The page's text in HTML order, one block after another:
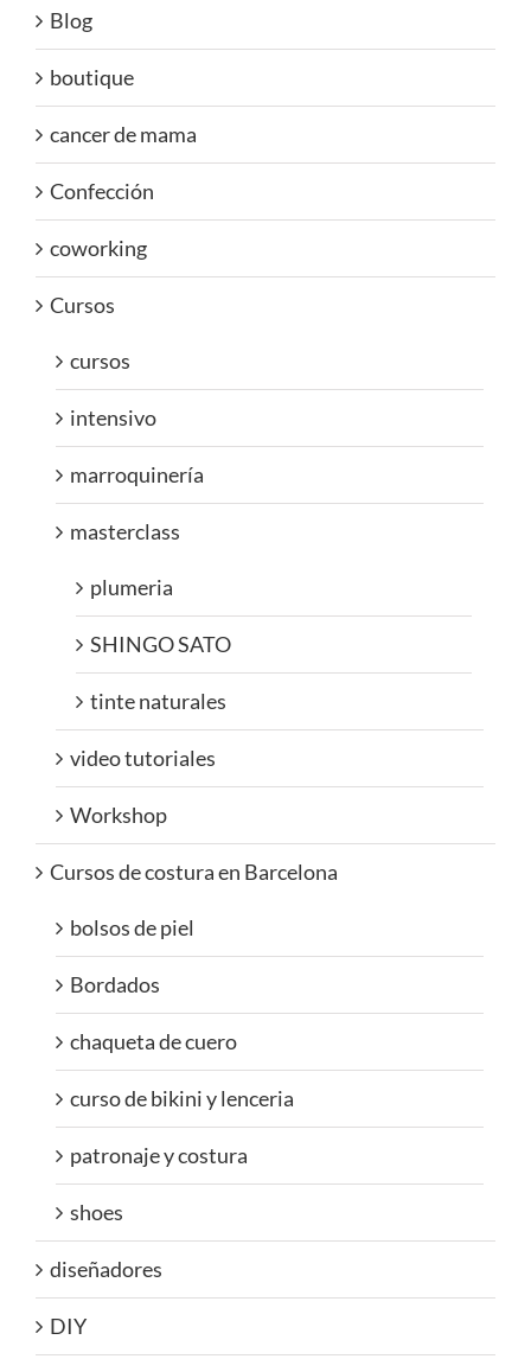
Blog
boutique
cancer de mama
Confección
coworking
Cursos
cursos
intensivo
marroquinería
masterclass
plumeria
SHINGO SATO
tinte naturales
video tutoriales
Workshop
Cursos de costura en Barcelona
bolsos de piel
Bordados
chaqueta de cuero
curso de bikini y lenceria
patronaje y costura
shoes
diseñadores
DIY